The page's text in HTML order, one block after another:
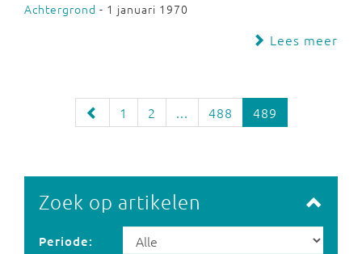
Achtergrond - 1 januari 1970
Lees meer
1 2 ... 488 489
Zoek op artikelen
Periode: